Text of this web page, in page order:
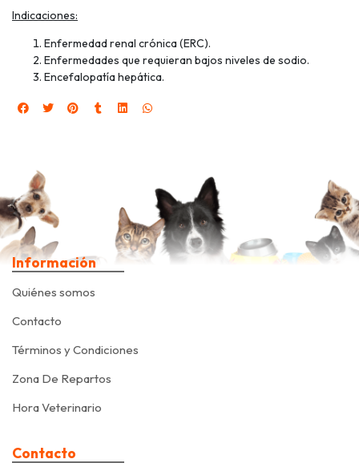
Indicaciones:
Enfermedad renal crónica (ERC).
Enfermedades que requieran bajos niveles de sodio.
Encefalopatía hepática.
Información
Quiénes somos
Contacto
Términos y Condiciones
Zona De Repartos
Hora Veterinario
Contacto